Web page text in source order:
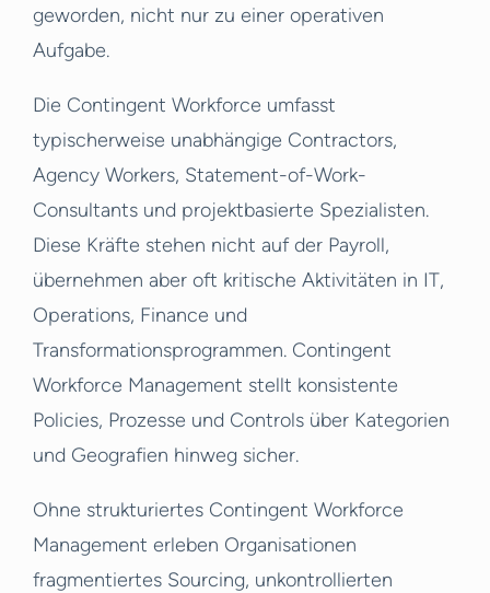
geworden, nicht nur zu einer operativen
Aufgabe.
Die Contingent Workforce umfasst
typischerweise unabhängige Contractors,
Agency Workers, Statement-of-Work-
Consultants und projektbasierte Spezialisten.
Diese Kräfte stehen nicht auf der Payroll,
übernehmen aber oft kritische Aktivitäten in IT,
Operations, Finance und
Transformationsprogrammen. Contingent
Workforce Management stellt konsistente
Policies, Prozesse und Controls über Kategorien
und Geografien hinweg sicher.
Ohne strukturiertes Contingent Workforce
Management erleben Organisationen
fragmentiertes Sourcing, unkontrollierten